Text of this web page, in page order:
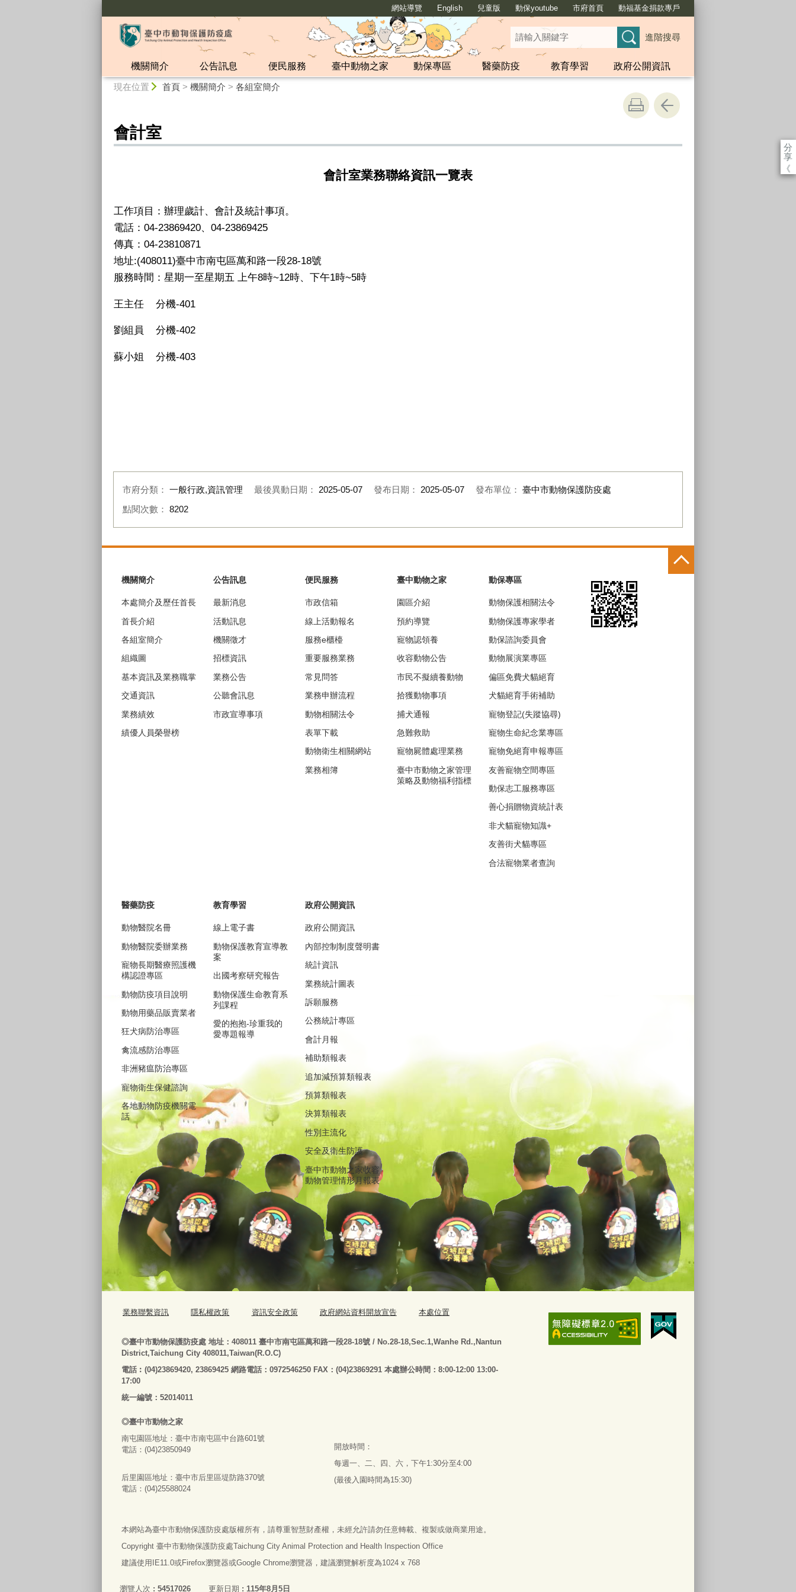
網站導覽 English 兒童版 動保youtube 市府首頁 動福基金捐款專戶
進階搜尋
機關簡介 公告訊息 便民服務 臺中動物之家 動保專區 醫藥防疫 教育學習
政府公開資訊
現在位置 首頁> 機關簡介 > 各組室簡介
分
享
《
會計室
會計室業務聯絡資訊一覽表
工作項目：辦理歲計、會計及統計事項。
電話 ： 04-23869420、04-23869425
傳真 ：04-23810871
地址:(408011)臺中市南屯區萬和路一段28-18號
服務時間 ： 星期一至星期五 上午8時~12時、下午1時~5時
王主任 分機-401
劉組員 分機-402
蘇小姐 分機-403
市府分類： 一般行政,資訊管理 最後異動日期： 2025-05-07 發布日期： 2025-05-07 發布單位： 臺中市動物保護防疫處
點閱次數： 8202
機關簡介
本處簡介及歷任首長
首長介紹
各組室簡介
組織圖
基本資訊及業務職掌
交通資訊
業務績效
績優人員榮譽榜
公告訊息
最新消息
活動訊息
機關徵才
招標資訊
業務公告
公聽會訊息
市政宣導事項
便民服務
市政信箱
線上活動報名
服務e櫃檯
重要服務業務
常見問答
業務申辦流程
動物相關法令
表單下載
動物衛生相關網站
業務相簿
臺中動物之家
園區介紹
預約導覽
寵物認領養
收容動物公告
市民不擬續養動物
拾獲動物事項
捕犬通報
急難救助
寵物屍體處理業務
臺中市動物之家管理
策略及動物福利指標
動保專區
動物保護相關法令
動物保護專家學者
動保諮詢委員會
動物展演業專區
偏區免費犬貓絕育
犬貓絕育手術補助
寵物登記(失蹤協尋)
寵物生命紀念業專區
寵物免絕育申報專區
友善寵物空間專區
動保志工服務專區
善心捐贈物資統計表
非犬貓寵物知識+
友善街犬貓專區
合法寵物業者查詢
醫藥防疫
動物醫院名冊
動物醫院委辦業務
寵物長期醫療照護機
構認證專區
動物防疫項目說明
動物用藥品販賣業者
狂犬病防治專區
禽流感防治專區
非洲豬瘟防治專區
寵物衛生保健諮詢
各地動物防疫機關電
話
教育學習
線上電子書
動物保護教育宣導教
案
出國考察研究報告
動物保護生命教育系
列課程
愛的抱抱-珍重我的
愛專題報導
政府公開資訊
政府公開資訊
內部控制制度聲明書
統計資訊
業務統計圖表
訴願服務
公務統計專區
會計月報
補助類報表
追加減預算類報表
預算類報表
決算類報表
性別主流化
安全及衛生防護
臺中市動物之家收容
動物管理情形月報表
業務聯繫資訊 隱私權政策 資訊安全政策 政府網站資料開放宣告 本處位置
◎臺中市動物保護防疫處 地址：408011 臺中市南屯區萬和路一段28-18號 / No.28-18,Sec.1,Wanhe Rd.,Nantun
District,Taichung City 408011,Taiwan(R.O.C)
電話 ︰ (04)23869420, 23869425 網路電話：0972546250 FAX：(04)23869291 本處辦公時間：8:00-12:00 13:00-
17:00
統一編號：52014011
◎臺中市動物之家
南屯園區地址： 臺中市南屯區中台路601號
電話：(04)23850949
后里園區地址： 臺中市后里區堤防路370號
電話：(04)25588024
開放時間：
每週一、二、四、六，下午1:30分至4:00
(最後入園時間為15:30)
本網站為臺中市動物保護防疫處版權所有，請尊重智慧財產權，未經允許請勿任意轉載、複製或做商業用途。
Copyright 臺中市動物保護防疫處Taichung City Animal Protection and Health Inspection Office
建議使用IE11.0或Firefox瀏覽器或Google Chrome瀏覽器，建議瀏覽解析度為1024 x 768
瀏覽人次 54517026 更新日期 115年8月5日